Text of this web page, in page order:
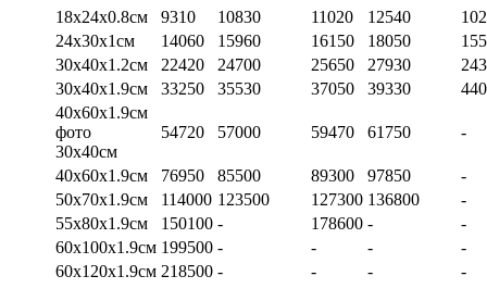
18х24х0.8см
9310 10830 11020 12540
24х30х1см
14060 15960 16150 18050
30х40х1.2см
22420 24700 25650 27930
30х40х1.9см
33250 35530 37050 39330
40х60х1.9см
фото
30х40см
54720 57000 59470 61750 -
40х60х1.9см 76950 85500 89300 97850
-
50х70х1.9см
114000 123500 127300 136800
-
55х80х1.9см
150100 - 178600 -
-
60х100х1.9см 199500 - - -
-
60х120х1.9см 218500 - - - -